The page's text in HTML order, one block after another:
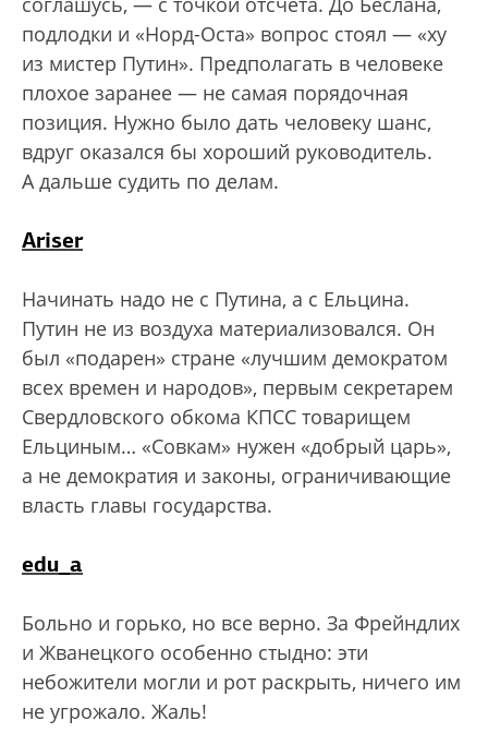
подлодки и «Норд-Оста» вопрос стоял — «ху
из мистер Путин». Предполагать в человеке
плохое заранее — не самая порядочная
позиция. Нужно было дать человеку шанс,
вдруг оказался бы хороший руководитель.
А дальше судить по делам.
Ariser
Начинать надо не с Путина, а с Ельцина.
Путин не из воздуха материализовался. Он
был «подарен» стране «лучшим демократом
всех времен и народов», первым секретарем
Свердловского обкома КПСС товарищем
Ельциным… «Совкам» нужен «добрый царь»,
а не демократия и законы, ограничивающие
власть главы государства.
edu_a
Больно и горько, но все верно. За Фрейндлих
и Жванецкого особенно стыдно: эти
небожители могли и рот раскрыть, ничего им
не угрожало. Жаль!